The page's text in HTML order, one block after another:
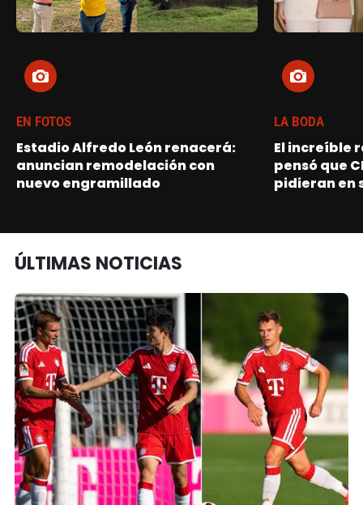
EN FOTOS
Estadio Alfredo León renacerá:
anuncian remodelación con
nuevo engramillado
LA BODA
El increíble
pensó que
pidieran en
ÚLTIMAS NOTICIAS